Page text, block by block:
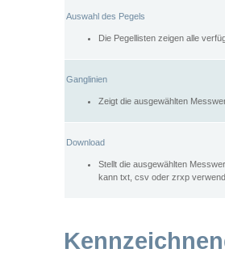
Auswahl des Pegels
Die Pegellisten zeigen alle
Ganglinien
Zeigt die ausgewählten
Download
Stellt die ausgewählten
kann txt, csv oder zrxp